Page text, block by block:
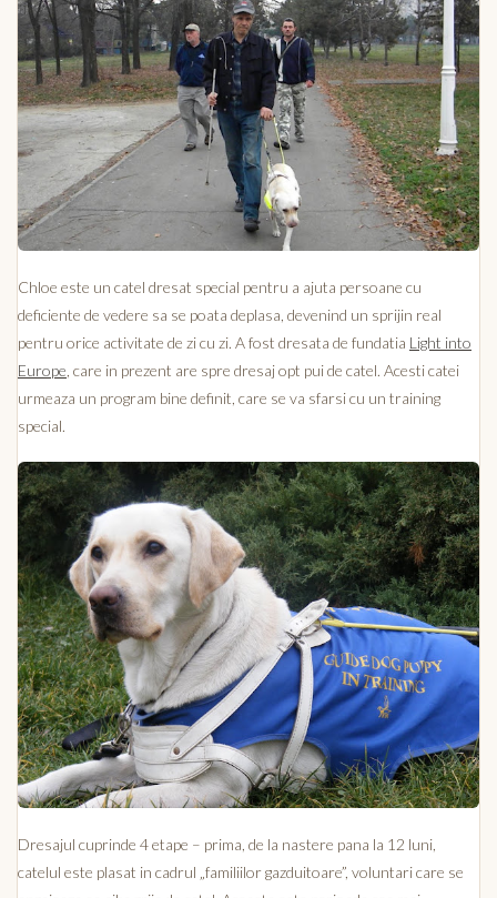
Chloe este un catel dresat special pentru a ajuta persoane cu
deficiente de vedere sa se poata deplasa, devenind un sprijin real
pentru orice activitate de zi cu zi. A fost dresata de fundatia Light into
Europe , care in prezent are spre dresaj opt pui de catel. Acesti catei
urmeaza un program bine definit, care se va sfarsi cu un training
special.
Dresajul cuprinde 4 etape – prima, de la nastere pana la 12 luni,
catelul este plasat in cadrul „familiilor gazduitoare”, voluntari care se